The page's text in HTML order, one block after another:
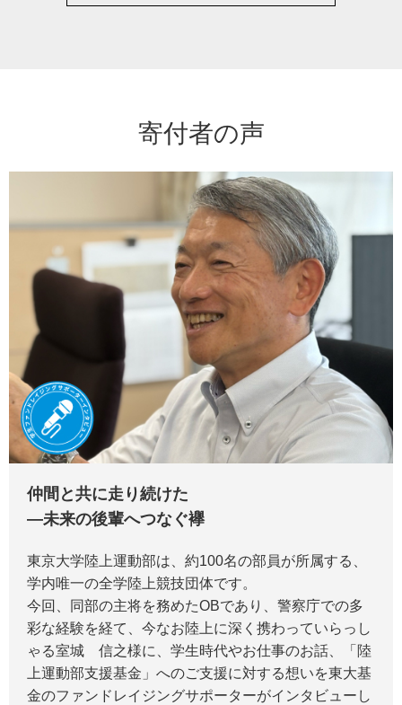
寄付者の声
仲間と共に走り続けた
―未来の後輩へつなぐ襷
東京大学陸上運動部は、約100名の部員が所属する、
学内唯一の全学陸上競技団体です。
今回、同部の主将を務めたOBであり、警察庁での多
彩な経験を経て、今なお陸上に深く携わっていらっし
ゃる室城 信之様に、学生時代やお仕事のお話、「陸
上運動部支援基金」へのご支援に対する想いを東大基
金のファンドレイジングサポーターがインタビューし